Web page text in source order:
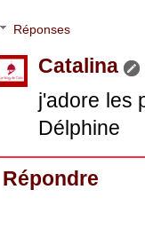
Réponses
Catalina
j'adore les
Délphine
Répondre